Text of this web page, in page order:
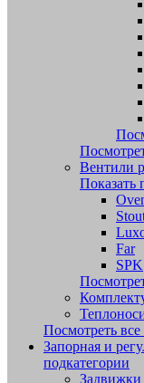
Вентили
Показать
Far
SPK
Посмотреть
Запорная и
подкатегории